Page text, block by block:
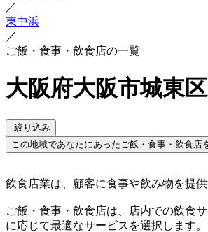
／
東中浜
／
ご飯・食事・飲食店の一覧
大阪府大阪市城東
絞り込み
この地域であなたにあったご飯・食事・飲食店
飲食店業は、顧客に食事や飲み物を提
ご飯・食事・飲食店は、店内での飲食
に応じて最適なサービスを選択します。